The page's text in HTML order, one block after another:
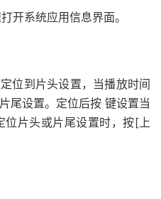
开系统应用信息界面。
位到片头设置，当播放时间
尾设置。定位后按 键设置当
位片头或片尾设置时，按[上